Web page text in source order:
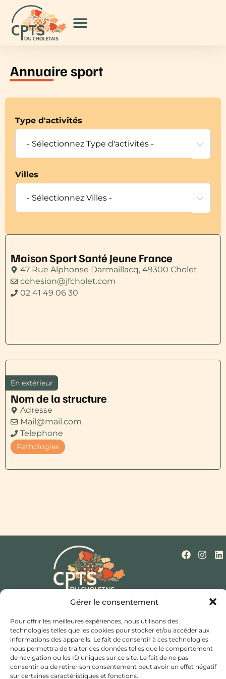
Gérer le consentement
Pour offrir les meilleures expériences, nous utilisons des
technologies telles que les cookies pour stocker et/ou accéder aux
informations des appareils. Le fait de consentir à ces technologies
nous permettra de traiter des données telles que le comportement
de navigation ou les ID uniques sur ce site. Le fait de ne pas
consentir ou de retirer son consentement peut avoir un effet négatif
sur certaines caractéristiques et fonctions.
Annuaire sport
Type d'activités
- Sélectionnez Type d'activités -
Villes
- Sélectionnez Villes -
Maison Sport Santé Jeune France
47 Rue Alphonse Darmaillacq, 49300 Cholet
cohesion@jfcholet.com
02 41 49 06 30
En extérieur
Nom de la structure
Adresse
Mail@mail.com
Telephone
Pathologies
Qui sommes-nous ? Nos missions
Mentions légales
Politique de cookies (UE)
Contact
Hôtel de ville et d’agglomération,
Rue Saint Bonaventure,
49300 Cholet